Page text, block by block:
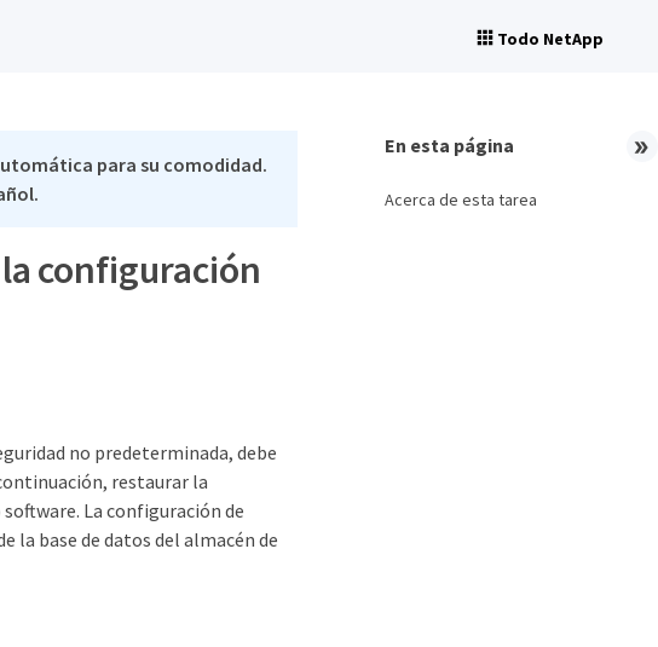
Todo NetApp
para su comodidad.
configuración
no predeterminada, debe
restaurar la
La configuración de
la base de datos del almacén de
En esta página
Acerca de esta tarea